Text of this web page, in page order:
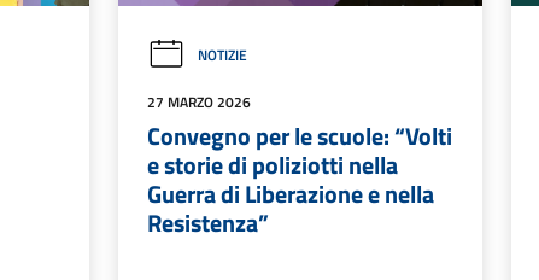
NOTIZIE
27 MARZO 2026
Convegno per le scuole: “Volti
e storie di poliziotti nella
Guerra di Liberazione e nella
Resistenza”